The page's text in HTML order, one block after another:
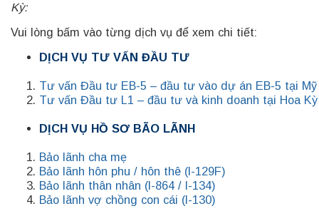
Kỳ:
Vui lòng bấm vào từng dịch vụ để xem chi tiết:
DỊCH VỤ TƯ VẤN ĐẦU TƯ
Tư vấn Đầu tư EB-5 – đầu tư vào dự án EB-5 tại Mỹ
Tư vấn Đầu tư L1 – đầu tư và kinh doanh tại Hoa Kỳ
DỊCH VỤ HỒ SƠ BÃO LÃNH
Bảo lãnh cha mẹ
Bảo lãnh hôn phu / hôn thê (I-129F)
Bảo lãnh thân nhân (I-864 / I-134)
Bảo lãnh vợ chồng con cái (I-130)